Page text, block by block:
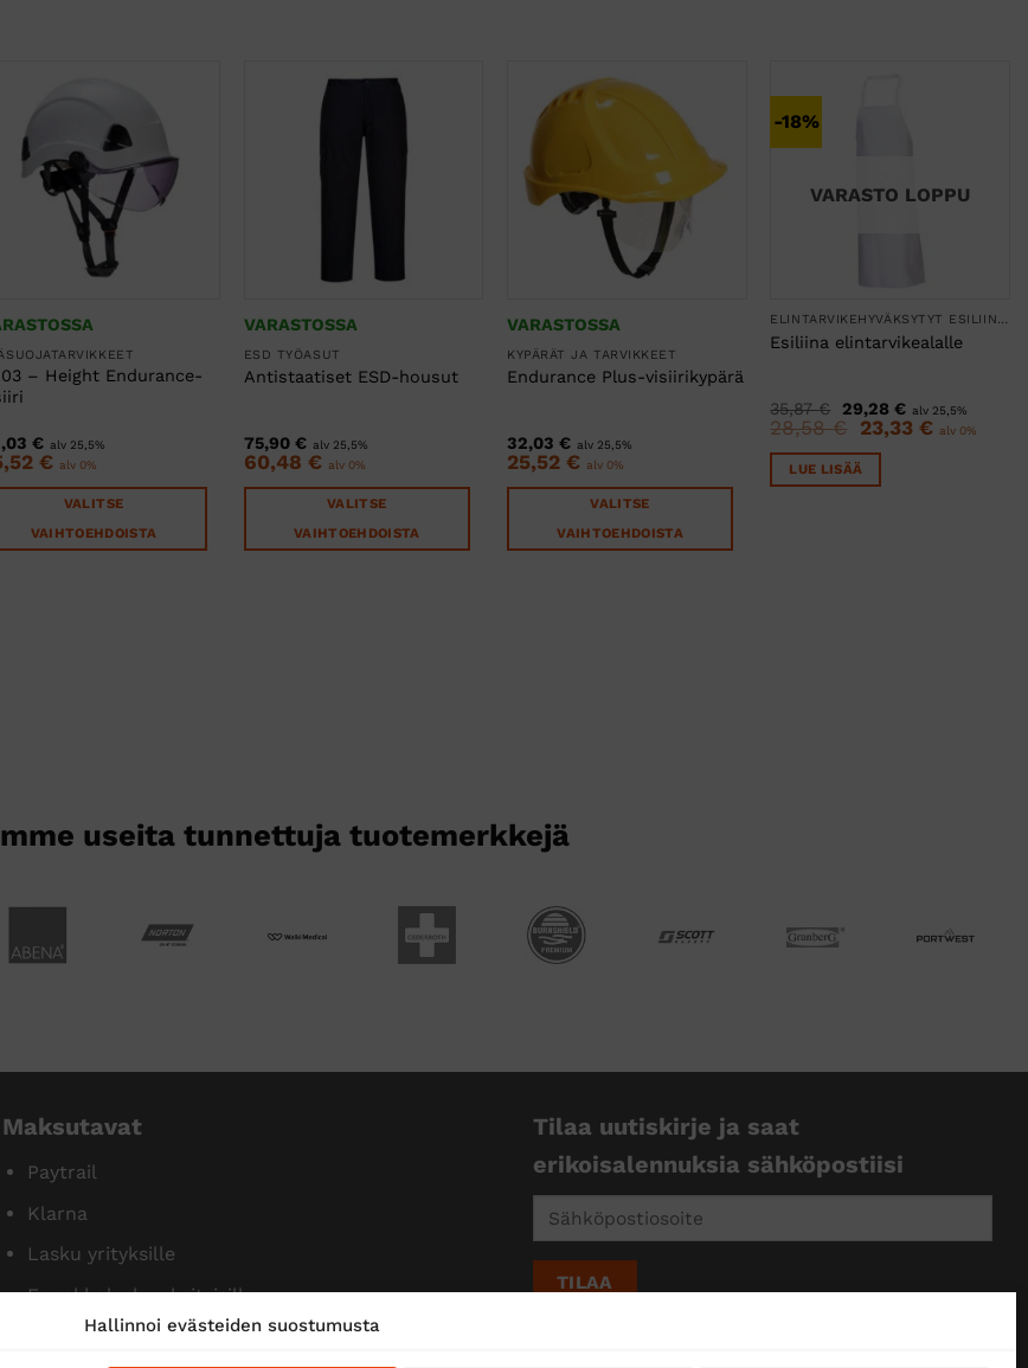
Hallinnoi evästeiden suostumusta
– Height Endurance-
€ alv 25,5%
€ alv 0%
VALITSE
VAIHTOEHDOISTA
VARASTOSSA
ESD TYÖASUT
Antistaatiset ESD-housut
75,90 € alv 25,5%
60,48 € alv 0%
VALITSE
VAIHTOEHDOISTA
VARASTOSSA
KYPÄRÄT JA TARVIKKEET
Endurance Plus-visiirikypärä
32,03€ alv 25,5%
25,52€ alv 0%
VALITSE
VAIHTOEHDOISTA
-18%
VARASTO LOPPU
ELINTARVIKEHYVÄKSYTYT ESILIINAT
Esiliina elintarvikealalle
35,87€
Alkuperäinen
hinta
oli:
35,87 €.
29,28 €Nykyinen
hinta
on:
alv 25,5%
28,58€
Alkuperäinen
hinta
oli:
28,58 €.
23,33 €Nykyinen
alv 0%
LUE LISÄÄ
useita tunnettuja tuotemerkkejä
Maksutavat
Paytrail
Klarna
Lasku yrityksille
Ennakkolasku yksityisille
Tilaa uutiskirje ja saat
erikoisalennuksia sähköpostiisi